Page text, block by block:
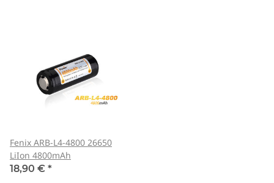
Fenix ARB-L4-4800 26650
LiIon 4800mAh
18,90 € *